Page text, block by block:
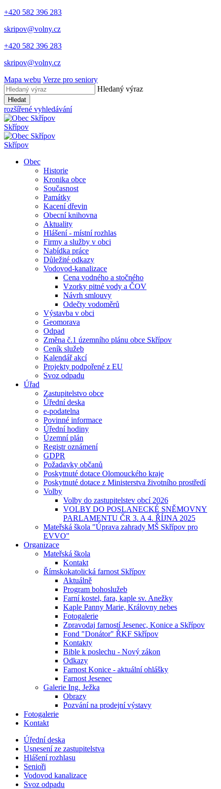
+420 582 396 283
skripov@volny.cz
+420 582 396 283
skripov@volny.cz
Mapa webu Verze pro seniory
Hledaný výraz
Hledat
rozšířené vyhledávání
Skřípov
Skřípov
Obec
Historie
Kronika obce
Současnost
Památky
Kacení dřevin
Obecní knihovna
Aktuality
Hlášení - místní rozhlas
Firmy a služby v obci
Nabídka práce
Důležité odkazy
Vodovod-kanalizace
Cena vodného a stočného
Vzorky pitné vody a ČOV
Návrh smlouvy
Odečty vodoměrů
Výstavba v obci
Geomorava
Odpad
Změna č.1 územního plánu obce Skřípov
Ceník služeb
Kalendář akcí
Projekty podpořené z EU
Svoz odpadu
Úřad
Zastupitelstvo obce
Úřední deska
e-podatelna
Povinné informace
Úřední hodiny
Územní plán
Registr oznámení
GDPR
Požadavky občanů
Poskytnuté dotace Olomouckého kraje
Poskytnuté dotace z Ministerstva životního prostředí
Volby
Volby do zastupitelstev obcí 2026
VOLBY DO POSLANECKÉ SNĚMOVNY
PARLAMENTU ČR 3. A 4. ŘÍJNA 2025
Mateřská škola "Úprava zahrady MŠ Skřípov pro
EVVO"
Organizace
Mateřská škola
Kontakt
Římskokatolická farnost Skřípov
Aktuálně
Program bohoslužeb
Farní kostel, fara, kaple sv. Anežky
Kaple Panny Marie, Královny nebes
Fotogalerie
Zpravodaj farností Jesenec, Konice a Skřípov
Fond "Donátor" ŘKF Skřípov
Kontakty
Bible k poslechu - Nový zákon
Odkazy
Farnost Konice - aktuální ohlášky
Farnost Jesenec
Galerie Ing. Ježka
Obrazy
Pozvání na prodejní výstavy
Fotogalerie
Kontakt
Úřední deska
Usnesení ze zastupitelstva
Hlášení rozhlasu
Senioři
Vodovod kanalizace
Svoz odpadu